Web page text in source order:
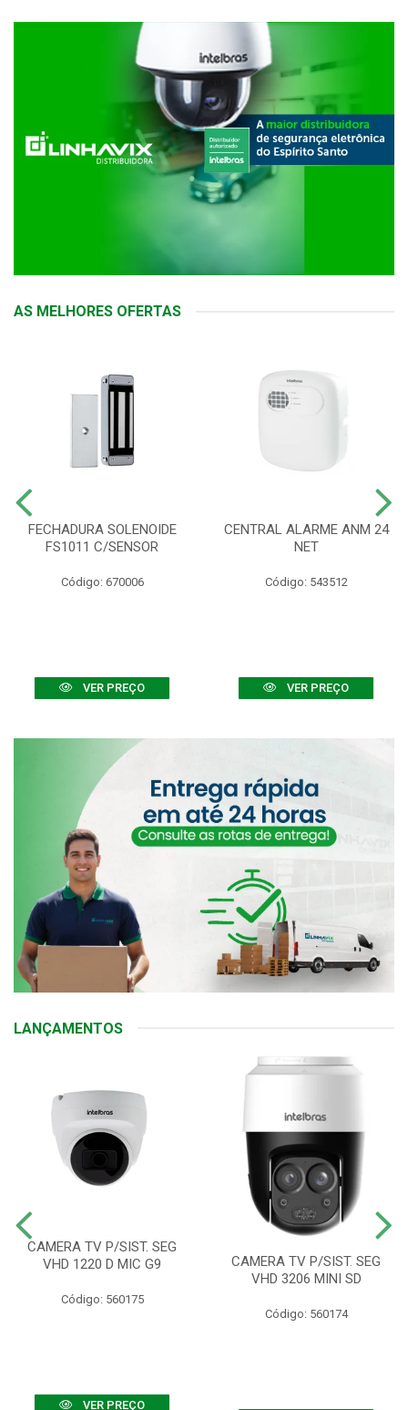
AS MELHORES OFERTAS
FECHADURA SOLENOIDE
FS1011 C/SENSOR
Código: 670006
VER PREÇO
CENTRAL ALARME ANM 24
NET
Código: 543512
VER PREÇO
LANÇAMENTOS
CAMERA TV P/SIST. SEG
VHD 1220 D MIC G9
Código: 560175
VER PREÇO
CAMERA TV P/SIST. SEG
VHD 3206 MINI SD
Código: 560174